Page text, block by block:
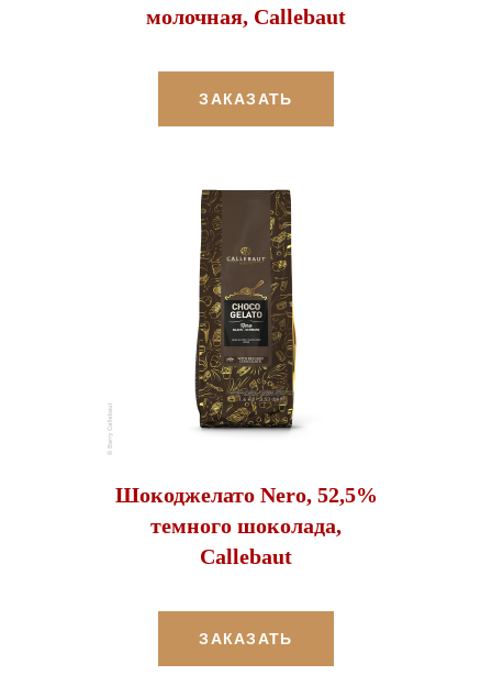
молочная, Callebaut
ЗАКАЗАТЬ
Шокоджелато Nero, 52,5%
темного шоколада,
Callebaut
ЗАКАЗАТЬ